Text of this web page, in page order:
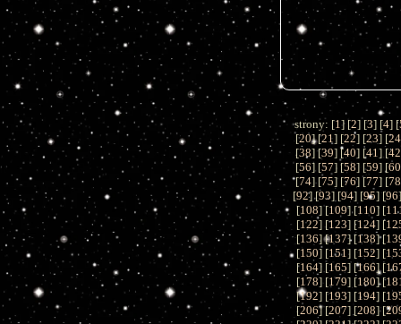
strony: [1] [2] [3] [4] [
[20] [21] [22] [23] [24
[38] [39] [40] [41] [42
[56] [57] [58] [59] [60
[74] [75] [76] [77] [78
[92] [93] [94] [95] [96
[108] [109] [110] [
[122] [123] [124] [
[136] [137] [138] [
[150] [151] [152] [
[164] [165] [166] [
[178] [179] [180] [
[192] [193] [194] [
[206] [207] [208] [